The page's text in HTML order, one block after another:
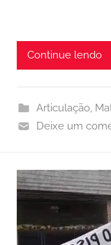
Continue lendo
Articulação,
Deixe um